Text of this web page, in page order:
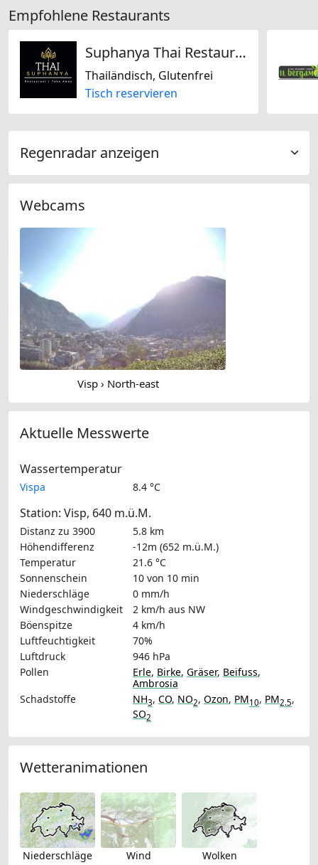
Empfohlene Restaurants
Suphanya Thai Restaurant
Thailändisch, Glutenfrei
Tisch reservieren
Regenradar anzeigen
Webcams
Visp › North-east
Aktuelle Messwerte
Wassertemperatur
Vispa 8.4 °C
Station: Visp, 640 m.ü.M.
Distanz zu 3900
5.8 km
Höhendifferenz
-12m (652 m.ü.M.)
Temperatur
21.6 °C
Sonnenschein
10 von 10 min
Niederschläge
0 mm/h
Windgeschwindigkeit
2 km/h aus NW
Böenspitze
4 km/h
Luftfeuchtigkeit
70%
Luftdruck
946 hPa
Pollen
Erle, Birke, Gräser, Beifuss,
Ambrosia
Schadstoffe
NH3, CO, NO2, Ozon, PM10, PM2.5,
SO2
Wetteranimationen
Niederschläge Wind Wolken